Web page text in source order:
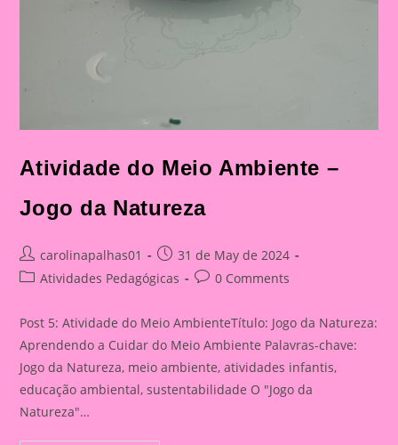
Atividade do Meio Ambiente –
Jogo da Natureza
Post
author:
carolinapalhas01
Post
published:
31 de May de 2024
PostAtividades Pedagógicas
Post0 Comments
Post 5: Atividade do Meio AmbienteTítulo: Jogo da Natureza:
Aprendendo a Cuidar do Meio Ambiente Palavras-chave:
Jogo da Natureza, meio ambiente, atividades infantis,
educação ambiental, sustentabilidade O "Jogo da
Natureza"…